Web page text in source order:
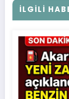
İLGILI